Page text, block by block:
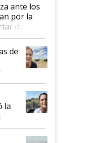
ante los
por la
dejó de
un
de
la